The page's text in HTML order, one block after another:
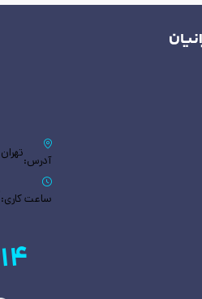
آدرس:
ساعت کاری: